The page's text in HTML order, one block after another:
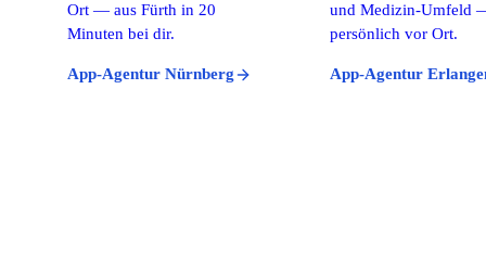
Ort — aus Fürth in 20
Minuten bei dir.
App-Agentur Nürnberg
und Medizin-Umfeld
persönlich vor Ort.
App-Agentur